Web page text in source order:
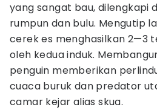
yang sangat bau, dilengkapi
rumpun dan bulu. Mengutip
cerek es menghasilkan 2—3
oleh kedua induk.
penguin memberikan
cuaca buruk dan predator
camar kejar alias skua.